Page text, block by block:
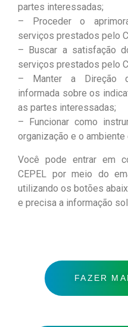
partes interessadas;
– Proceder o
serviços prestados pelo
– Buscar a satisfação
serviços prestados pelo
– Manter a Direção
informada sobre os
as partes interessadas;
– Funcionar como
organização e o ambiente
Você pode entrar em
CEPEL por meio do
utilizando os botões
e precisa a informação
FAZER